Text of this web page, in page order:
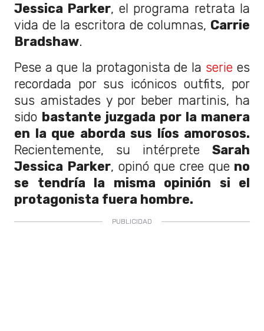
Jessica Parker, el programa retrata la
vida de la escritora de columnas, Carrie
Bradshaw.
Pese a que la protagonista de la serie es
recordada por sus icónicos outfits, por
sus amistades y por beber martinis, ha
sido bastante juzgada por la manera
en la que aborda sus líos amorosos.
Recientemente, su intérprete Sarah
Jessica Parker, opinó que cree que no
se tendría la misma opinión si el
protagonista fuera hombre.